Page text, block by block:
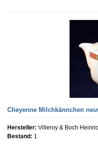
Cheyenne Milchkännchen
Hersteller: Villeroy & Boch
Bestand: 1